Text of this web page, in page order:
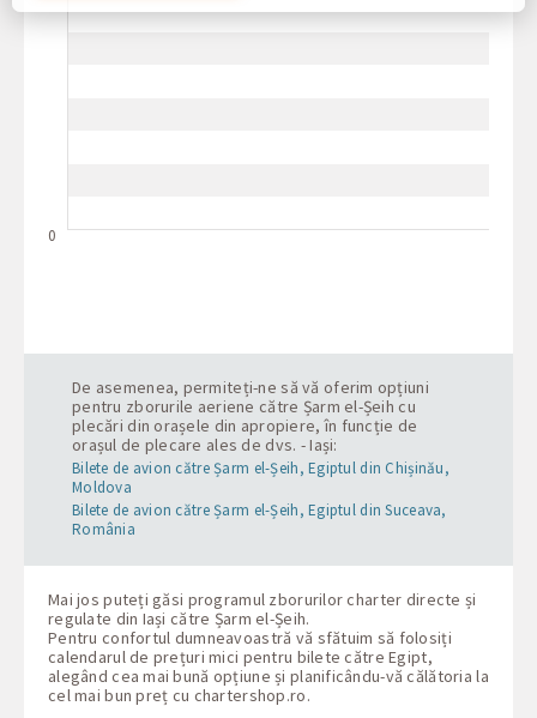
0
De asemenea, permiteți-ne să vă oferim opțiuni
pentru zborurile aeriene către Șarm el-Șeih cu
plecări din orașele din apropiere, în funcție de
orașul de plecare ales de dvs. - Iași:
Bilete de avion către Șarm el-Șeih, Egiptul din Chișinău,
Moldova
Bilete de avion către Șarm el-Șeih, Egiptul din Suceava,
România
Mai jos puteți găsi programul zborurilor charter directe și
regulate din Iași către Șarm el-Șeih.
Pentru confortul dumneavoastră vă sfătuim să folosiți
calendarul de prețuri mici pentru bilete către Egipt,
alegând cea mai bună opțiune și planificându-vă călătoria la
cel mai bun preț cu chartershop.ro.